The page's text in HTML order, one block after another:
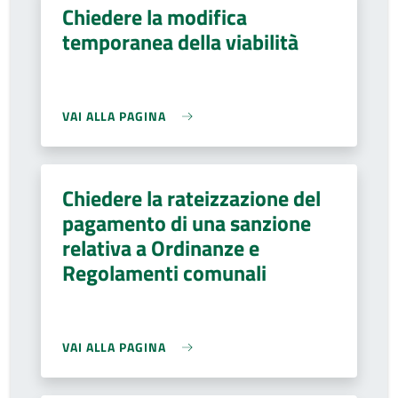
Chiedere la modifica
temporanea della viabilità
VAI ALLA PAGINA
Chiedere la rateizzazione del
pagamento di una sanzione
relativa a Ordinanze e
Regolamenti comunali
VAI ALLA PAGINA